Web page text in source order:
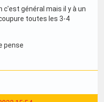
c'est général mais il y à un
toutes les 3-4
pense